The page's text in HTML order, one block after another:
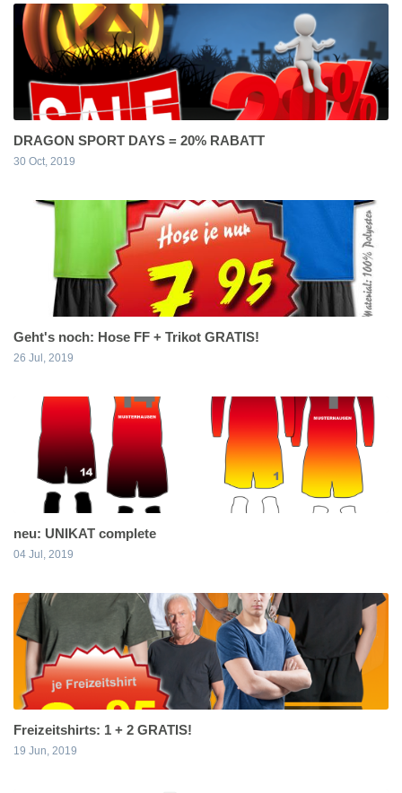
DRAGON SPORT DAYS = 20% RABATT
30 Oct, 2019
Geht's noch: Hose FF + Trikot GRATIS!
26 Jul, 2019
neu: UNIKAT complete
04 Jul, 2019
Freizeitshirts: 1 + 2 GRATIS!
19 Jun, 2019